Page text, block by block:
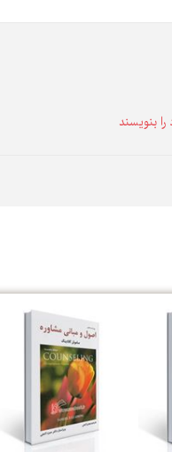
بنویسند